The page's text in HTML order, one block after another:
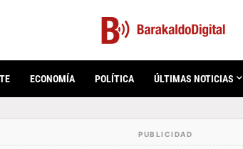
ECONOMÍA POLÍTICA ÚLTIMAS NOTICIAS